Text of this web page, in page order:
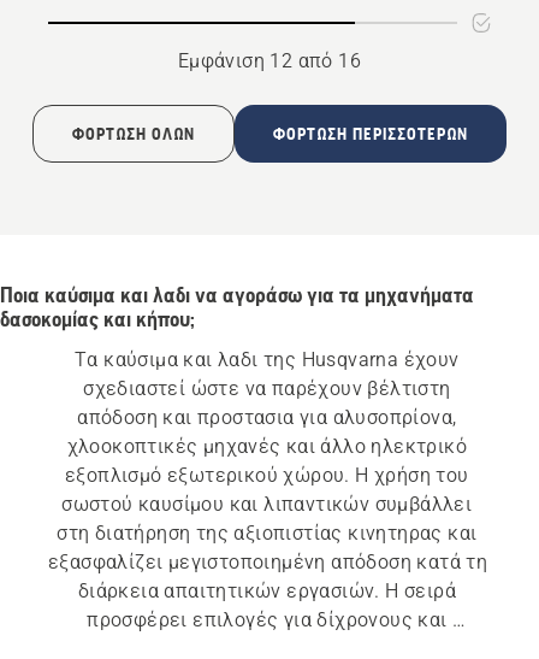
Εμφάνιση 12 από 16
ΦΌΡΤΩΣΗ ΌΛΩΝ ΦΌΡΤΩΣΗ ΠΕΡΙΣΣΌΤΕΡΩΝ
Ποια καύσιμα και λαδι να αγοράσω για τα μηχανήματα
δασοκομίας και κήπου;
Τα καύσιμα και λαδι της Husqvarna έχουν
σχεδιαστεί ώστε να παρέχουν βέλτιστη
απόδοση και προστασια για αλυσοπρίονα,
χλοοκοπτικές μηχανές και άλλο ηλεκτρικό
εξοπλισμό εξωτερικού χώρου. Η χρήση του
σωστού καυσίμου και λιπαντικών συμβάλλει
στη διατήρηση της αξιοπιστίας κινητηρας και
εξασφαλίζει μεγιστοποιημένη απόδοση κατά τη
διάρκεια απαιτητικών εργασιών. Η σειρά
προσφέρει επιλογές για δίχρονους και